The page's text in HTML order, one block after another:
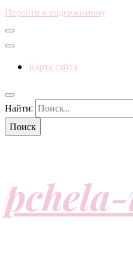
Перейти к содержимому
Карта сайта
Найти: